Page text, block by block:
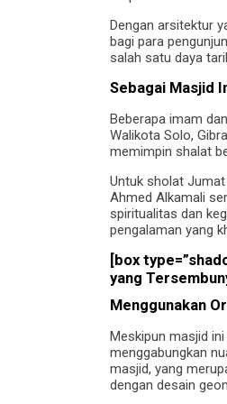
Dengan arsitektur
bagi para
salah satu daya
Sebagai Masjid
Beberapa imam
Walikota Solo,
memimpin shalat
Untuk sholat
Ahmed Alkamali
spiritualitas dan
pengalaman yang
[box
yang
Menggunakan
Meskipun masjid
menggabungkan
masjid, yang
dengan desain